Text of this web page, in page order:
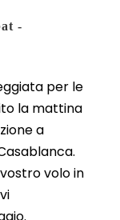
-
per le
la mattina
a
volo in